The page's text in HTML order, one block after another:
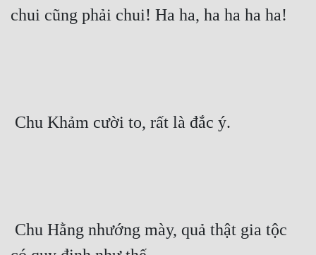
chui cũng phải chui! Ha ha, ha ha ha ha!
Chu Khảm cười to, rất là đắc ý.